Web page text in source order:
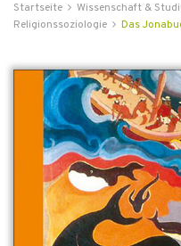
Startseite Wissenschaft &
Religionssoziologie
Das